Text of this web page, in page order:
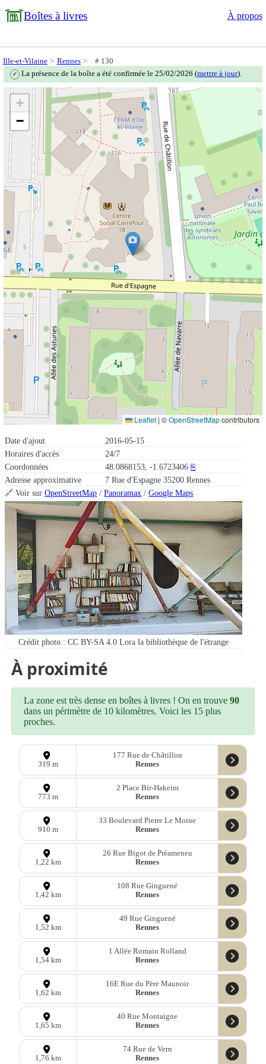
Boîtes à livres À propos
Ille-et-Vilaine Rennes # 130
✓ La présence de la boîte a été confirmée le 25/02/2026 (mettre à jour).
Date d'ajout
2016-05-15
Horaires d'accès
24/7
Coordonnées
48.0868153, -1.6723406 ⎘
Adresse approximative
7 Rue d'Espagne 35200 Rennes
🔗 Voir surOpenStreetMap /Panoramax /Google Maps
Crédit photo : CC BY-SA 4.0 Lora la bibliothèque de l'étrange
+
−
Leaflet | ©OpenStreetMapcontributors
À proximité
La zone est très dense en boîtes à livres ! On en trouve90
dans un périmètre de 10 kilomètres. Voici les 15 plus
proches.
319 m
177 Rue de Châtillon
Rennes
773 m
2 Place Bir-Hakeim
Rennes
910 m
33 Boulevard Pierre Le Moine
Rennes
1,22 km
26 Rue Bigot de Préameneu
Rennes
1,42 km
108 Rue Ginguené
Rennes
1,52 km
49 Rue Ginguené
Rennes
1,54 km
1 Allée Romain Rolland
Rennes
1,62 km
16E Rue du Père Maunoir
Rennes
1,65 km
40 Rue Montaigne
Rennes
1,76 km
74 Rue de Vern
Rennes